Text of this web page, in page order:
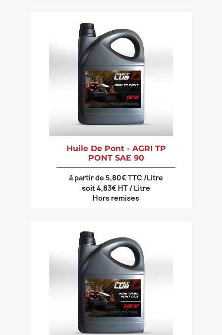
Huile De Pont - AGRI TP
PONT SAE 90
à partir de 5,80€ TTC /Litre
soit 4,83€ HT / Litre
Hors remises